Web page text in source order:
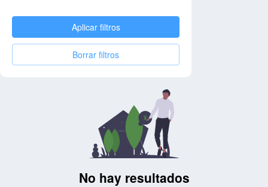
Aplicar filtros
Borrar filtros
No hay resultados